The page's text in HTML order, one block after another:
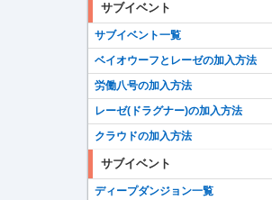
サブイベント
サブイベント一覧
ベイオウーフとレーゼの加入方法
労働八号の加入方法
レーゼ(ドラグナー)の加入方法
クラウドの加入方法
サブイベント
ディープダンジョン一覧